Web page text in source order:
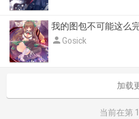
我的图包不可能这么
 Gosick
加载
当前在第 1